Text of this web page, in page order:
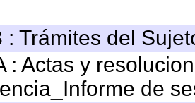
: Trámites del
: Actas y
de